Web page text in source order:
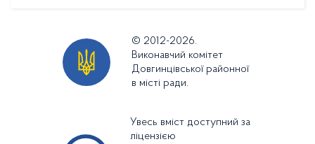
© 2012-2026.
Виконавчий комітет
Довгинцівської районної
в місті ради.
Увесь вміст доступний за
ліцензією